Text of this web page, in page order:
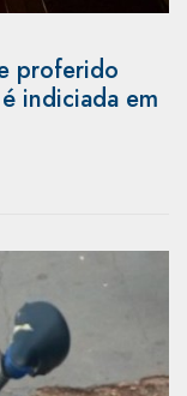
proferido
indiciada em